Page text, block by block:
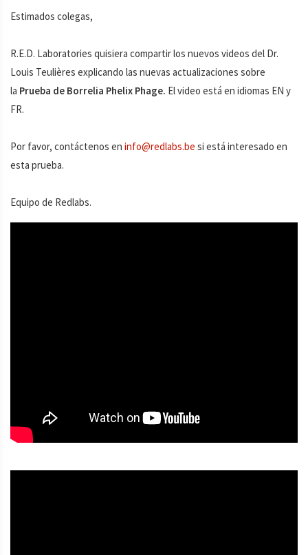
Estimados colegas,
R.E.D. Laboratories quisiera compartir los nuevos videos del Dr.
Louis Teulières explicando las nuevas actualizaciones sobre
la Prueba de Borrelia Phelix Phage. El video está en idiomas EN y
FR.
Por favor, contáctenos en info@redlabs.be si está interesado en
esta prueba.
Equipo de Redlabs.